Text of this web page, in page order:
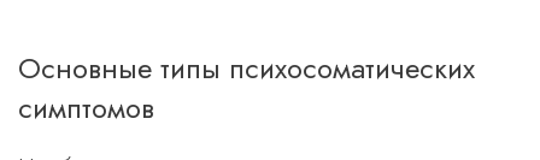
Основные типы психосоматических
симптомов